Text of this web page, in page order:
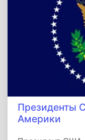
Президенты
Америки